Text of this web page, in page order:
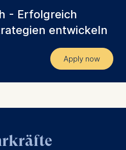
- Erfolgreich
entwickeln
Apply now